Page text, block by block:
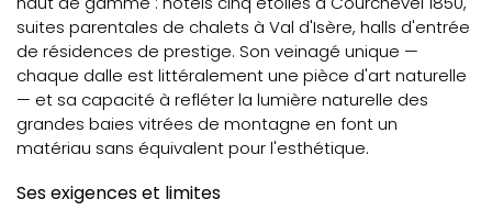
suites parentales de chalets à Val d'Isère, halls d'entrée
de résidences de prestige. Son veinagé unique —
chaque dalle est littéralement une pièce d'art naturelle
— et sa capacité à refléter la lumière naturelle des
grandes baies vitrées de montagne en font un
matériau sans équivalent pour l'esthétique.
Ses exigences et limites